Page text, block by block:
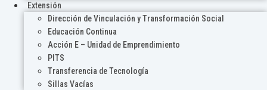
Extensión
Dirección de Vinculación y Transformación Social
Educación Continua
Acción E – Unidad de Emprendimiento
PITS
Transferencia de Tecnología
Sillas Vacías